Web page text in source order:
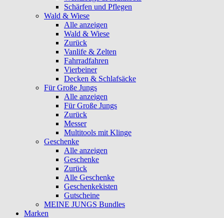
Schärfen und Pflegen
Wald & Wiese
Alle anzeigen
Wald & Wiese
Zurück
Vanlife & Zelten
Fahrradfahren
Vierbeiner
Decken & Schlafsäcke
Für Große Jungs
Alle anzeigen
Für Große Jungs
Zurück
Messer
Multitools mit Klinge
Geschenke
Alle anzeigen
Geschenke
Zurück
Alle Geschenke
Geschenkekisten
Gutscheine
MEINE JUNGS Bundles
Marken